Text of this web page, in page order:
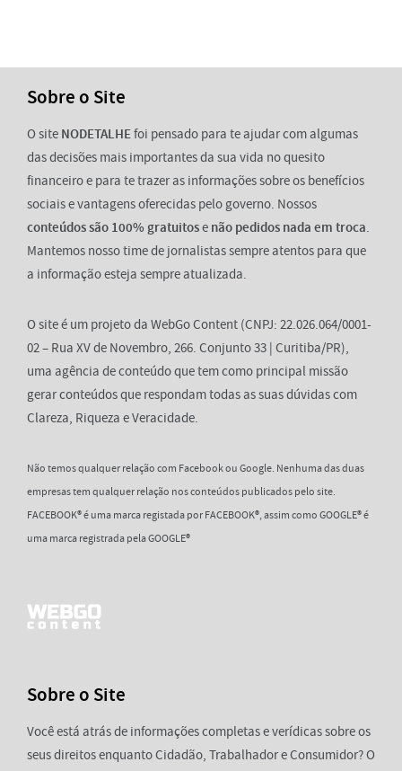
Sobre o Site
O site NODETALHEfoi pensado para te ajudar com algumas
das decisões mais importantes da sua vida no quesito
financeiro e para te trazer as informações sobre os benefícios
sociais e vantagens oferecidas pelo governo. Nossos
conteúdos são 100% gratuitose não pedidos nada em troca.
Mantemos nosso time de jornalistas sempre atentos para que
a informação esteja sempre atualizada.
O site é um projeto da WebGo Content (CNPJ: 22.026.064/0001-
02 – Rua XV de Novembro, 266. Conjunto 33 | Curitiba/PR),
uma agência de conteúdo que tem como principal missão
gerar conteúdos que respondam todas as suas dúvidas com
Clareza, Riqueza e Veracidade.
Não temos qualquer relação com Facebook ou Google. Nenhuma das duas
empresas tem qualquer relação nos conteúdos publicados pelo site.
FACEBOOK® é uma marca registada por FACEBOOK®, assim como GOOGLE® é
uma marca registrada pela GOOGLE®
Sobre o Site
Você está atrás de informações completas e verídicas sobre os
seus direitos enquanto Cidadão, Trabalhador e Consumidor? O